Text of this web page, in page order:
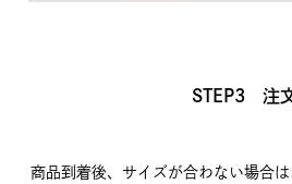
STEP3 注
商品到着後、サイズが合わない場合